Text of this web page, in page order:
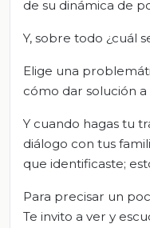
de su dinámica de
Y, sobre todo ¿cuál
Elige una
cómo dar solución a
Y cuando hagas tu
diálogo con tus
que identificaste;
Para precisar un
Te invito a ver y